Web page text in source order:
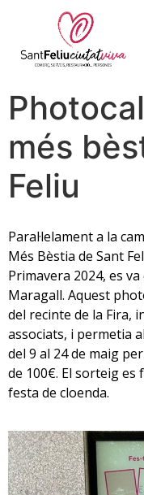
més
Feliu
Paral·lelament a la
Més Bèstia de Sant
Primavera 2024, es
Maragall. Aquest
del recinte de la Fira,
associats, i permetia
del 9 al 24 de maig
de 100€. El sorteig es
festa de cloenda.